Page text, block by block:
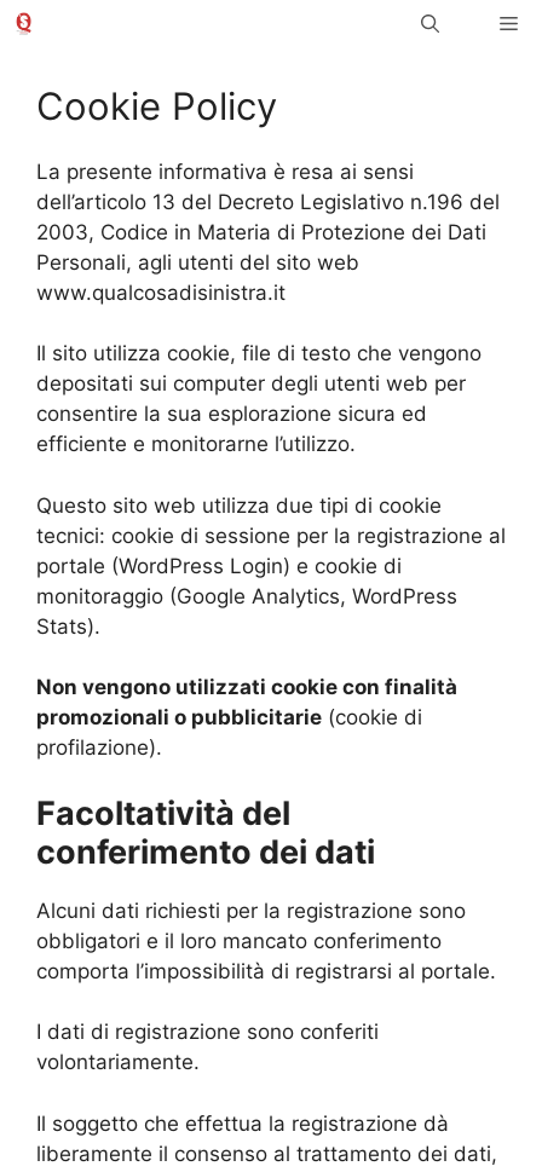
Vai
Cookie Policy
La presente informativa è resa ai sensi
dell’articolo 13 del Decreto Legislativo n.196 del
2003, Codice in Materia di Protezione dei Dati
Personali, agli utenti del sito web
www.qualcosadisinistra.it
Il sito utilizza cookie, file di testo che vengono
depositati sui computer degli utenti web per
consentire la sua esplorazione sicura ed
efficiente e monitorarne l’utilizzo.
Questo sito web utilizza due tipi di cookie
tecnici: cookie di sessione per la registrazione al
portale (WordPress Login) e cookie di
monitoraggio (Google Analytics, WordPress
Stats).
Non vengono utilizzati cookie con finalità
promozionali o pubblicitarie (cookie di
profilazione).
Facoltatività del
conferimento dei dati
Alcuni dati richiesti per la registrazione sono
obbligatori e il loro mancato conferimento
comporta l’impossibilità di registrarsi al portale.
I dati di registrazione sono conferiti
volontariamente.
Il soggetto che effettua la registrazione dà
liberamente il consenso al trattamento dei dati,